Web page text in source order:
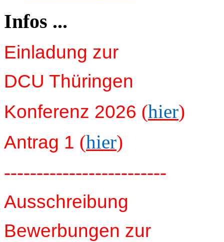
Infos ...
Einladung zur
DCU Thüringen
Konferenz 2026 (hier)
Antrag 1 (hier)
-------------------------
Ausschreibung
Bewerbungen zur